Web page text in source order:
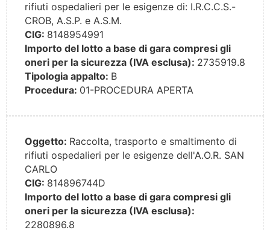
rifiuti ospedalieri per le esigenze di: I.R.C.C.S.-
CROB, A.S.P. e A.S.M.
CIG: 8148954991
Importo del lotto a base di gara compresi gli
oneri per la sicurezza (IVA esclusa): 2735919.8
Tipologia appalto: B
Procedura: 01-PROCEDURA APERTA
Oggetto: Raccolta, trasporto e smaltimento di
rifiuti ospedalieri per le esigenze dell'A.O.R. SAN
CARLO
CIG: 814896744D
Importo del lotto a base di gara compresi gli
oneri per la sicurezza (IVA esclusa):
2280896.8